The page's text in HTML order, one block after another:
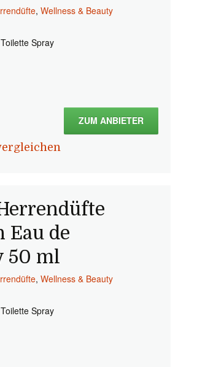
,Wellness & Beauty
Spray
ZUM ANBIETER
Eau de
50 ml
,Wellness & Beauty
Spray